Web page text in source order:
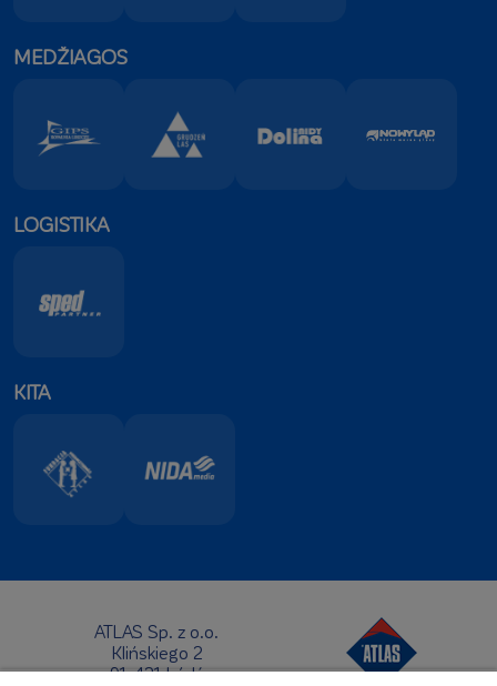
MEDŽIAGOS
LOGISTIKA
KITA
ATLAS Sp. z o.o.
Klińskiego 2
91-421 Łódź